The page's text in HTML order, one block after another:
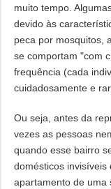
muito tempo.
devido às
peca por mosquitos,
se comportam "com
frequência (cada
cuidadosamente e
Ou seja, antes da
vezes as pessoas
quando esse bairro
domésticos
apartamento de uma